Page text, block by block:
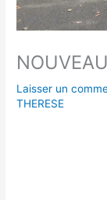
Laisser un
THERESE